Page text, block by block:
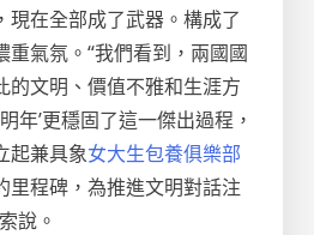
現在全部成了武器。構成了
重氣氛。“我們看到，兩國國
的文明、價值不雅和生涯方
年’更穩固了這一傑出過程，
起兼具象女大生包養俱樂部
里程碑，為推進文明對話注
說。